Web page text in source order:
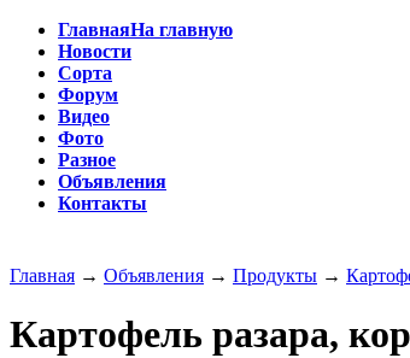
ГлавнаяНа главную
Новости
Сорта
Форум
Видео
Фото
Разное
Объявления
Контакты
Главная → Объявления → Продукты →
Картофель разара,